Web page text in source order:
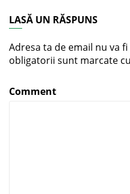
LASĂ UN RĂSPUNS
Adresa ta de email nu va
obligatorii sunt marcate cu
Comment